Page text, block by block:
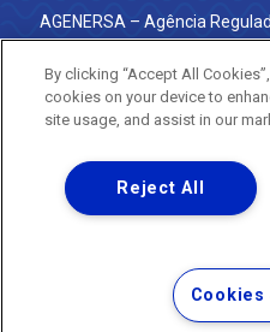
AGENERSA – Agência
do Estado do
0800 024 9040 · (21)
ouvidoria@agenersa.rj.gov.br/
·http://
Uma empresa
Copyright ®
Termos Gerais de
Política de
By clicking “Accept All
cookies on your device to
site usage, and assist in our
Reject All